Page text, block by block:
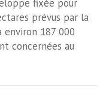
fixée pour
prévus par la
187 000
concernées au